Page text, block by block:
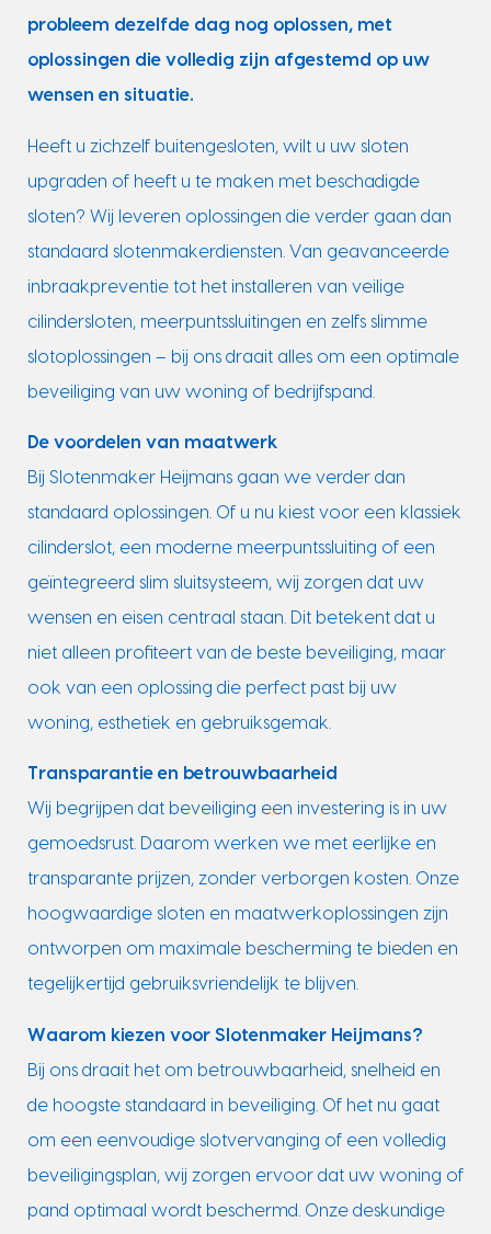
probleem dezelfde dag nog oplossen, met
oplossingen die volledig zijn afgestemd op uw
wensen en situatie.
Heeft u zichzelf buitengesloten, wilt u uw sloten
upgraden of heeft u te maken met beschadigde
sloten? Wij leveren oplossingen die verder gaan dan
standaard slotenmakerdiensten. Van geavanceerde
inbraakpreventie tot het installeren van veilige
cilindersloten, meerpuntssluitingen en zelfs slimme
slotoplossingen – bij ons draait alles om een optimale
beveiliging van uw woning of bedrijfspand.
De voordelen van maatwerk
Bij Slotenmaker Heijmans gaan we verder dan
standaard oplossingen. Of u nu kiest voor een klassiek
cilinderslot, een moderne meerpuntssluiting of een
geïntegreerd slim sluitsysteem, wij zorgen dat uw
wensen en eisen centraal staan. Dit betekent dat u
niet alleen profiteert van de beste beveiliging, maar
ook van een oplossing die perfect past bij uw
woning, esthetiek en gebruiksgemak.
Transparantie en betrouwbaarheid
Wij begrijpen dat beveiliging een investering is in uw
gemoedsrust. Daarom werken we met eerlijke en
transparante prijzen, zonder verborgen kosten. Onze
hoogwaardige sloten en maatwerkoplossingen zijn
ontworpen om maximale bescherming te bieden en
tegelijkertijd gebruiksvriendelijk te blijven.
Waarom kiezen voor Slotenmaker Heijmans?
Bij ons draait het om betrouwbaarheid, snelheid en
de hoogste standaard in beveiliging. Of het nu gaat
om een eenvoudige slotvervanging of een volledig
beveiligingsplan, wij zorgen ervoor dat uw woning of
pand optimaal wordt beschermd. Onze deskundige